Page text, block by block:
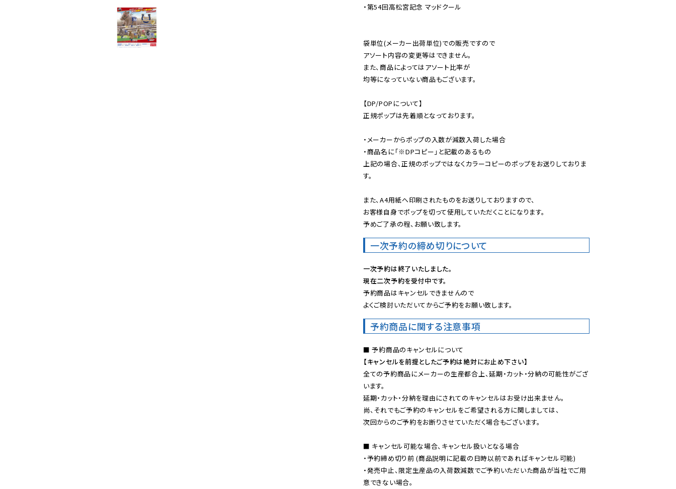
・第54回高松宮記念 マッドクール
袋単位(メーカー出荷単位)での販売ですので
アソート内容の変更等はできません。
また、商品によってはアソート比率が
均等になっていない商品もございます。
【DP/POPについて】
正規ポップは先着順となっております。
・メーカーからポップの入数が減数入荷した場合
・商品名に「※DPコピー」と記載のあるもの
上記の場合、正規のポップではなくカラーコピーのポップをお送りしておりま
す。
また、A4用紙へ印刷されたものをお送りしておりますので、
お客様自身でポップを切って使用していただくことになります。
予めご了承の程、お願い致します。
一次予約の締め切りについて
一次予約は終了いたしました。
現在二次予約を受付中です。
予約商品はキャンセルできませんので
よくご検討いただいてからご予約をお願い致します。
予約商品に関する注意事項
【キャンセルを前提としたご予約は絶対にお止め下さい】
全ての予約商品にメーカーの生産都合上、延期・カット・分納の可能性がござ
います。
延期・カット・分納を理由にされてのキャンセルはお受け出来ません。
尚、それでもご予約のキャンセルをご希望される方に関しましては、
次回からのご予約をお断りさせていただく場合もございます。
■ キャンセル可能な場合、キャンセル扱いとなる場合
・予約締め切り前 (商品説明に記載の日時以前であればキャンセル可能)
・発売中止、限定生産品の入荷数減数でご予約いただいた商品が当社でご用
意できない場合。